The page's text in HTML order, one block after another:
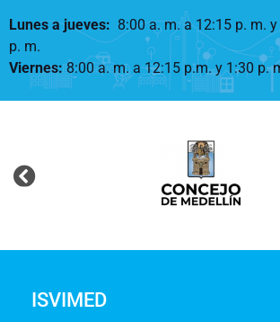
Lunes a jueves: 8:00 a. m. a 12:15 p. m. y
p. m.
Viernes:8:00 a. m. a 12:15 p.m. y 1:30 p.
ISVIMED